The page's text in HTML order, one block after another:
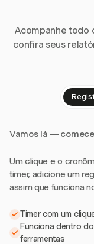
Acompanhe todo
confira seus
Vamos lá —
Um clique e o
timer, adicione um
assim que funciona
Timer com um
Funciona dentro
ferramentas